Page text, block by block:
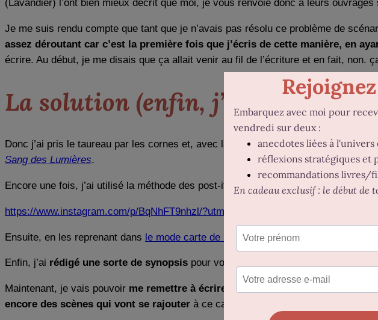
(Lavandier) l’ont bien mieux décrit que moi, je vous renvoie donc à leurs
Je me suis rendu compte que tant que je n’avais pas résolu ce problème de
assez déroutant car c’est la première fois que j’écris de cette manière, en
écrire. Au début, je me disais que ça allait venir au fil de l’écriture et en fait, non.
La solution (enfin, j’espère)
Donc j’ai pris le taureau par les cornes et, avec la complicité de mon alpha-
Sang des Lumières.
Encore une fois, j’ai utilisé la méthode des post-it pour pouvoir réorganiser au fur
https://www.instagram.com/p/BqNhFT9nhzl/
Ensuite, en les reprenant dans le mode carte de Scribbook, j’ai commencé à les
Enfin, j’ai rédigé une sorte de synopsis pour voir si, en relisant la totalité, ça
Maintenant, je vais pouvoir me remettre à écrire en ayant une vue globale de
encore des scènes qui vont se rajouter à ce canevas pour les besoins de la